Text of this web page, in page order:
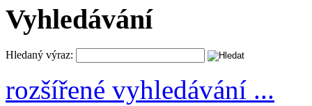
Vyhledávání
Hledaný výraz:
rozšířené vyhledávání ...